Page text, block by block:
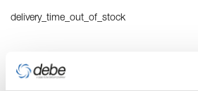
delivery_time_out_of_stock
Produktbeskrivning